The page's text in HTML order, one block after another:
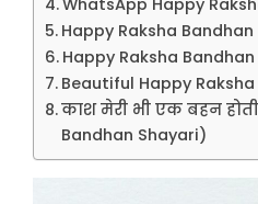
WhatsApp Happy
Happy Raksha
Happy Raksha
Beautiful Happy
काश मेरी भी एक बहन
Bandhan Shayari)